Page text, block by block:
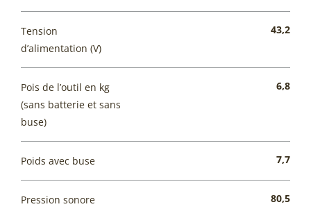
Tension
d’alimentation (V)
43,2
Pois de l’outil en kg
(sans batterie et sans
buse)
6,8
Poids avec buse 7,7
Pression sonore
80,5